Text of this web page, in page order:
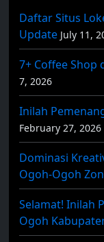
Daftar Situs
Update July 11,
7+ Coffee Shop
7, 2026
Inilah
February 27, 2026
Dominasi
Ogoh-Ogoh
Selamat! Inilah
Ogoh